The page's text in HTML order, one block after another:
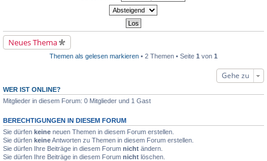
e
r
B
g
e
s
e
e
i
t
g
Neues Thema
Themen als gelesen markieren • 2 Themen • Seite 1 von 1
Gehe zu
WER IST ONLINE?
Mitglieder in diesem Forum: 0 Mitglieder und 1 Gast
BERECHTIGUNGEN IN DIESEM FORUM
Sie dürfen keine neuen Themen in diesem Forum erstellen.
Sie dürfen keineAntworten zu Themen in diesem Forum erstellen.
Sie dürfen Ihre Beiträge in diesem Forum nicht ändern.
Sie dürfen Ihre Beiträge in diesem Forum nicht löschen.